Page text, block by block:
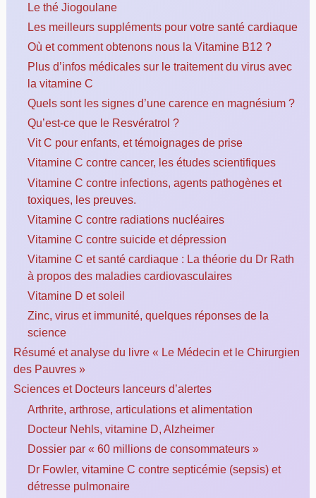
Le thé Jiogoulane
Les meilleurs suppléments pour votre santé cardiaque
Où et comment obtenons nous la Vitamine B12 ?
Plus d’infos médicales sur le traitement du virus avec
la vitamine C
Quels sont les signes d’une carence en magnésium ?
Qu’est-ce que le Resvératrol ?
Vit C pour enfants, et témoignages de prise
Vitamine C contre cancer, les études scientifiques
Vitamine C contre infections, agents pathogènes et
toxiques, les preuves.
Vitamine C contre radiations nucléaires
Vitamine C contre suicide et dépression
Vitamine C et santé cardiaque : La théorie du Dr Rath
à propos des maladies cardiovasculaires
Vitamine D et soleil
Zinc, virus et immunité, quelques réponses de la
science
Résumé et analyse du livre « Le Médecin et le Chirurgien
des Pauvres »
Sciences et Docteurs lanceurs d’alertes
Arthrite, arthrose, articulations et alimentation
Docteur Nehls, vitamine D, Alzheimer
Dossier par « 60 millions de consommateurs »
Dr Fowler, vitamine C contre septicémie (sepsis) et
détresse pulmonaire